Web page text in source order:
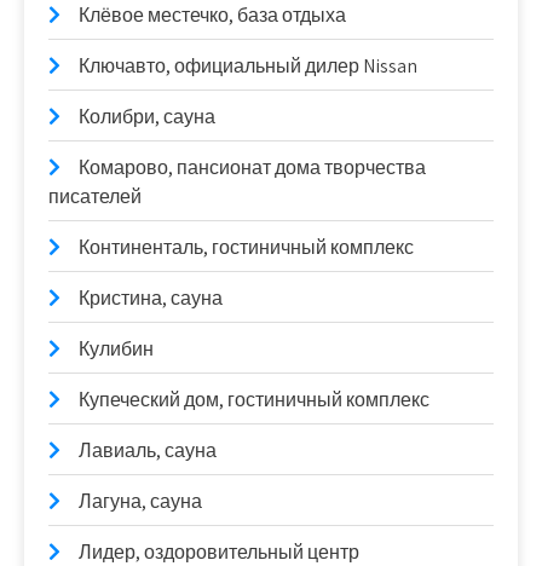
Клёвое местечко, база отдыха
Ключавто, официальный дилер Nissan
Колибри, сауна
Комарово, пансионат дома творчества
писателей
Континенталь, гостиничный комплекс
Кристина, сауна
Кулибин
Купеческий дом, гостиничный комплекс
Лавиаль, сауна
Лагуна, сауна
Лидер, оздоровительный центр